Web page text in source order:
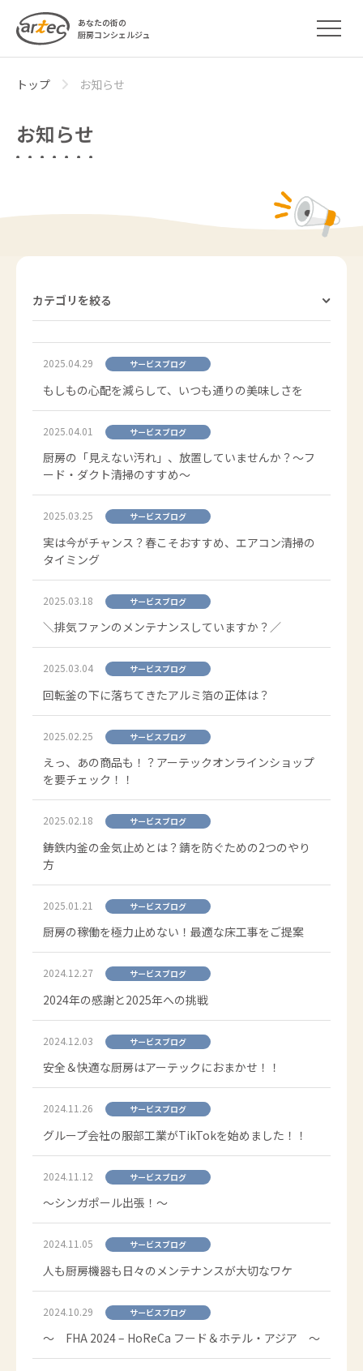
あなたの街の
厨房コンシェルジュ
トップ お知らせ
お知らせ
カテゴリを絞る
2025.04.29 サービスブログ
もしもの心配を減らして、いつも通りの美味しさを
2025.04.01 サービスブログ
厨房の「見えない汚れ」、放置していませんか？～フ
ード・ダクト清掃のすすめ～
2025.03.25 サービスブログ
実は今がチャンス？春こそおすすめ、エアコン清掃の
タイミング
2025.03.18 サービスブログ
＼排気ファンのメンテナンスしていますか？／
2025.03.04 サービスブログ
回転釜の下に落ちてきたアルミ箔の正体は？
2025.02.25 サービスブログ
えっ、あの商品も！？アーテックオンラインショップ
を要チェック！！
2025.02.18 サービスブログ
鋳鉄内釜の金気止めとは？錆を防ぐための2つのやり
方
2025.01.21 サービスブログ
厨房の稼働を極力止めない！最適な床工事をご提案
2024.12.27 サービスブログ
2024年の感謝と2025年への挑戦
2024.12.03 サービスブログ
安全＆快適な厨房はアーテックにおまかせ！！
2024.11.26 サービスブログ
グループ会社の服部工業がTikTokを始めました！！
2024.11.12 サービスブログ
～シンガポール出張！～
2024.11.05 サービスブログ
人も厨房機器も日々のメンテナンスが大切なワケ
2024.10.29 サービスブログ
～ FHA 2024 – HoReCa フード＆ホテル・アジア ～